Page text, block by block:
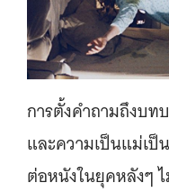
การตั้งคำถามถึงบ
และความเป็นแม่เ
ต่อหนังในยุคหลังๆ